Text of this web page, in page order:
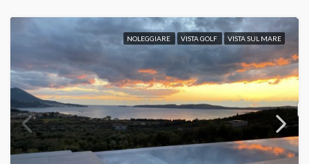
NOLEGGIARE VISTA GOLF VISTA SUL MARE